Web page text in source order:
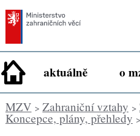
aktuálně o
MZV> Zahraniční vztahy >
Koncepce, plány, přehledy